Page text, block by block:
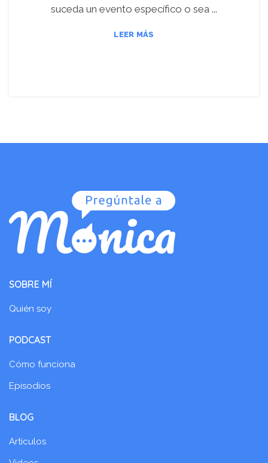
suceda un evento específico o sea ...
LEER MÁS
SOBRE MÍ
Quién soy
PODCAST
Cómo funciona
Episodios
BLOG
Artículos